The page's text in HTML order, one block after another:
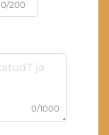
0/200
0/1000